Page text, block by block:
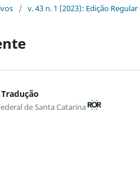
/ v. 43 n. 1 (2023): Edição
de Santa Catarina